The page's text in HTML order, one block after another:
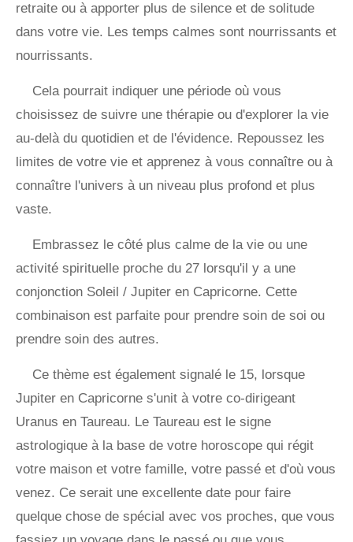
retraite ou à apporter plus de silence et de solitude
dans votre vie. Les temps calmes sont nourrissants et
nourrissants.
Cela pourrait indiquer une période où vous
choisissez de suivre une thérapie ou d'explorer la vie
au-delà du quotidien et de l'évidence. Repoussez les
limites de votre vie et apprenez à vous connaître ou à
connaître l'univers à un niveau plus profond et plus
vaste.
Embrassez le côté plus calme de la vie ou une
activité spirituelle proche du 27 lorsqu'il y a une
conjonction Soleil / Jupiter en Capricorne. Cette
combinaison est parfaite pour prendre soin de soi ou
prendre soin des autres.
Ce thème est également signalé le 15, lorsque
Jupiter en Capricorne s'unit à votre co-dirigeant
Uranus en Taureau. Le Taureau est le signe
astrologique à la base de votre horoscope qui régit
votre maison et votre famille, votre passé et d'où vous
venez. Ce serait une excellente date pour faire
quelque chose de spécial avec vos proches, que vous